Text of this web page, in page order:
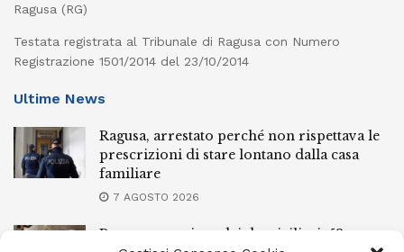
Ragusa (RG)
Testata registrata al Tribunale di Ragusa con Numero
Registrazione 1501/2014 del 23/10/2014
Ultime News
Ragusa, arrestato perché non rispettava le
prescrizioni di stare lontano dalla casa
familiare
7 AGOSTO 2026
Ragusa, spacciava dai domiciliari: 52enne